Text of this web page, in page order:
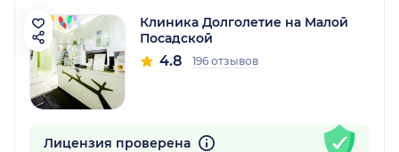
Клиника Долголетие на Малой
Посадской
4.8 196 отзывов
Лицензия проверена